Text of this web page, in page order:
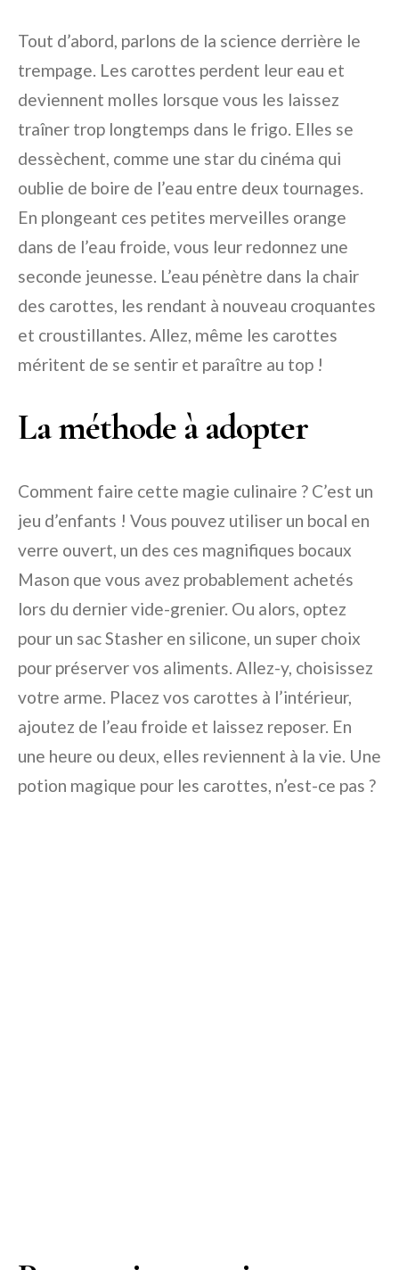
Tout d’abord, parlons de la science derrière le
trempage. Les carottes perdent leur eau et
deviennent molles lorsque vous les laissez
traîner trop longtemps dans le frigo. Elles se
dessèchent, comme une star du cinéma qui
oublie de boire de l’eau entre deux tournages.
En plongeant ces petites merveilles orange
dans de l’eau froide, vous leur redonnez une
seconde jeunesse. L’eau pénètre dans la chair
des carottes, les rendant à nouveau croquantes
et croustillantes. Allez, même les carottes
méritent de se sentir et paraître au top !
La méthode à adopter
Comment faire cette magie culinaire ? C’est un
jeu d’enfants ! Vous pouvez utiliser un bocal en
verre ouvert, un des ces magnifiques bocaux
Mason que vous avez probablement achetés
lors du dernier vide-grenier. Ou alors, optez
pour un sac Stasher en silicone, un super choix
pour préserver vos aliments. Allez-y, choisissez
votre arme. Placez vos carottes à l’intérieur,
ajoutez de l’eau froide et laissez reposer. En
une heure ou deux, elles reviennent à la vie. Une
potion magique pour les carottes, n’est-ce pas ?